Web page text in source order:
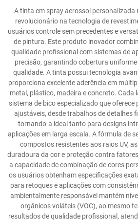
A tinta em spray aerossol personalizada
revolucionário na tecnologia de
usuários controle sem precedentes e
de pintura. Este produto inovador
qualidade profissional com sistemas de
precisão, garantindo cobertura
qualidade. A tinta possui tecnologia
proporciona excelente aderência em
metal, plástico, madeira e concreto. Cada
sistema de bico especializado que
ajustáveis, desde trabalhos de detalhes
tornando-a ideal tanto para designs
aplicações em larga escala. A fórmula de
compostos resistentes aos raios UV,
duradoura da cor e proteção contra
a capacidade de combinação de cores
os usuários obtenham especificações
para retoques e aplicações com
ambientalmente responsável mantém
orgânicos voláteis (VOC), ao mesmo
resultados de qualidade profissional,